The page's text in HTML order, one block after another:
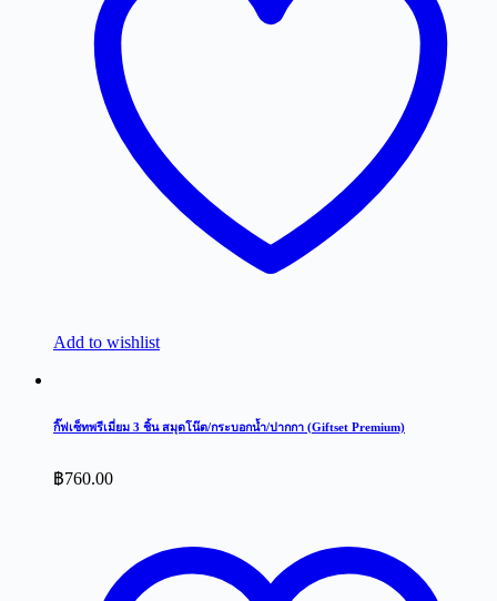
Add to wishlist
กิ๊ฟเซ็ทพรีเมี่ยม 3 ชิ้น สมุดโน๊ต/กระบอกน้ำ/ปากกา (Giftset Premium)
฿760.00